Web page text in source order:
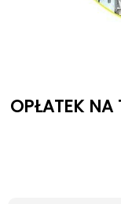
OPŁATEK NA